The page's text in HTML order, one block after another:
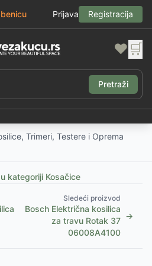
Prijava Registracija
❤️ 🛒
Pretraži
Trimeri, Testere i Oprema
kategoriji Kosačice
Sledeći proizvod
Bosch Električna kosilica
za travu Rotak 37
06008A4100
→